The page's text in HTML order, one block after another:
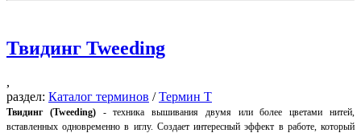
Твидинг Tweeding
,
раздел: Каталог терминов /Термин Т
Твидинг (Tweeding)- техника вышивания двумя или более цветами нитей,
вставленных одновременно в иглу. Создает интересный эффект в работе, который